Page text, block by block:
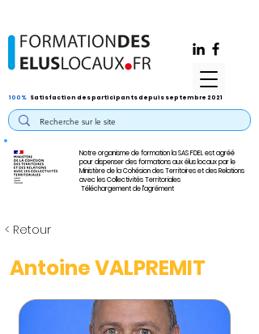
Notre organisme de formation la SAS FDEL est agréé
pour dispenser des formations aux élus locaux par le
Ministère de la Cohésion des Territoires et des Relations
avec les Collectivités Territoriales
Téléchargement de l'agrément
100% Satisfaction des participants depuis septembre 2021
< Retour
Antoine VALPREMIT